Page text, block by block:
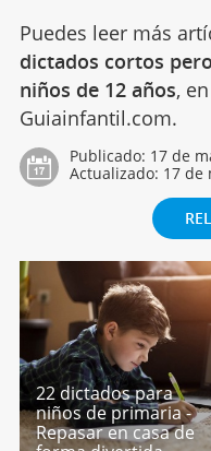
Puedes leer más
dictados cortos
niños de 12 años,
Guiainfantil.com.
Publicado: 17 de
Actualizado: 17 de
22 dictados para
niños de primaria -
Repasar en casa de